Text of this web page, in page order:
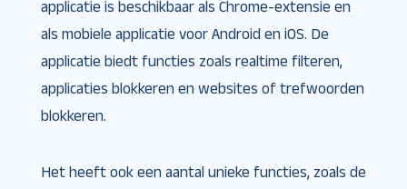
applicatie is beschikbaar als Chrome-extensie en
als mobiele applicatie voor Android en iOS. De
applicatie biedt functies zoals realtime filteren,
applicaties blokkeren en websites of trefwoorden
blokkeren.
Het heeft ook een aantal unieke functies, zoals de